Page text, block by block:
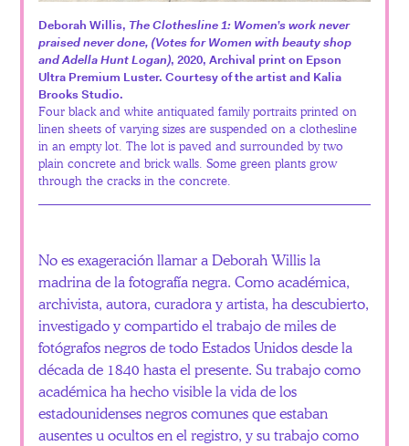
Deborah Willis, The Clothesline 1: Women’s work never
praised never done, (Votes for Women with beauty shop
and Adella Hunt Logan), 2020, Archival print on Epson
Ultra Premium Luster. Courtesy of the artist and Kalia
Brooks Studio.
Four black and white antiquated family portraits printed on
linen sheets of varying sizes are suspended on a clothesline
in an empty lot. The lot is paved and surrounded by two
plain concrete and brick walls. Some green plants grow
through the cracks in the concrete.
No es exageración llamar a Deborah Willis la
madrina de la fotografía negra. Como académica,
archivista, autora, curadora y artista, ha descubierto,
investigado y compartido el trabajo de miles de
fotógrafos negros de todo Estados Unidos desde la
década de 1840 hasta el presente. Su trabajo como
académica ha hecho visible la vida de los
estadounidenses negros comunes que estaban
ausentes u ocultos en el registro, y su trabajo como